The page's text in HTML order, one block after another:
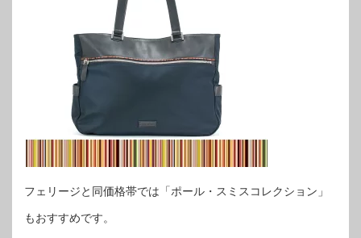
フェリージと同価格帯では「ポール・スミスコレクション」
もおすすめです。